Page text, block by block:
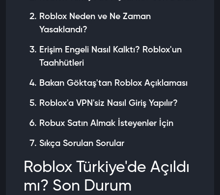
Roblox Neden ve Ne Zaman
Yasaklandı?
Erişim Engeli Nasıl Kalktı? Roblox'un
Taahhütleri
Bakan Göktaş'tan Roblox Açıklaması
Roblox'a VPN'siz Nasıl Giriş Yapılır?
Robux Satın Almak İsteyenler İçin
Sıkça Sorulan Sorular
Roblox Türkiye'de Açıldı
mı? Son Durum